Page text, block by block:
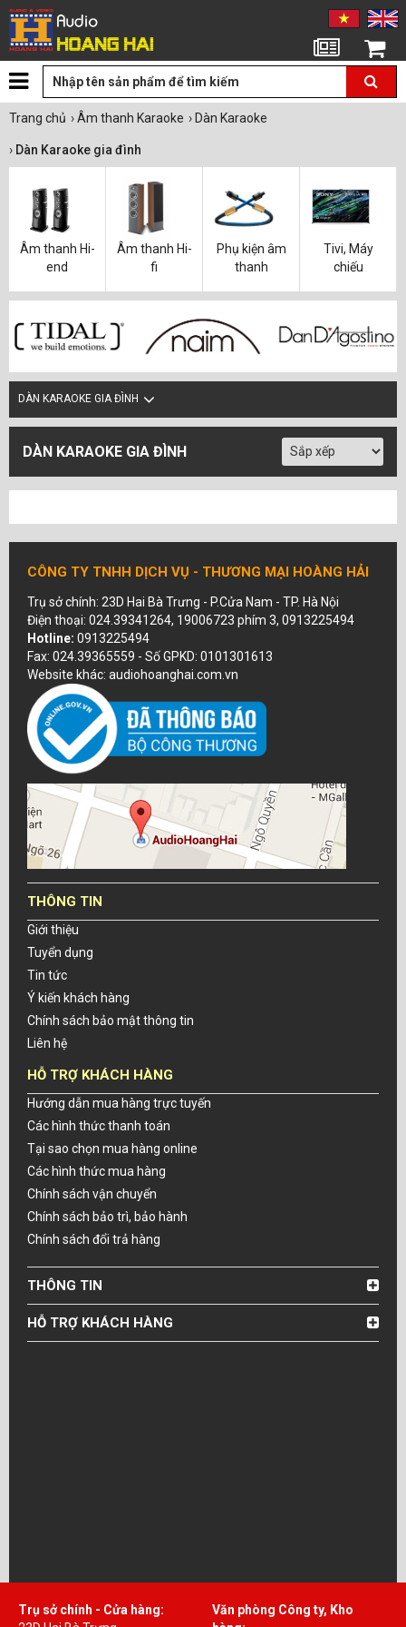
Giỏ hàng
Trang chủ ›Âm thanh Karaoke › Dàn Karaoke
› Dàn Karaoke gia đình
Âm thanh Hi-
end
Âm thanh Hi-
fi
Phụ kiện âm
thanh
Tivi, Máy
chiếu
DÀN KARAOKE GIA ĐÌNH
DÀN KARAOKE GIA ĐÌNH
CÔNG TY TNHH DỊCH VỤ - THƯƠNG MẠI HOÀNG HẢI
Trụ sở chính: 23D Hai Bà Trưng - P.Cửa Nam - TP. Hà Nội
Điện thoại: 024.39341264, 19006723 phím 3, 0913225494
Hotline: 0913225494
Fax: 024.39365559 - Số GPKD: 0101301613
Website khác: audiohoanghai.com.vn
THÔNG TIN
Giới thiệu
Tuyển dụng
Tin tức
Ý kiến khách hàng
Chính sách bảo mật thông tin
Liên hệ
HỖ TRỢ KHÁCH HÀNG
Hướng dẫn mua hàng trực tuyến
Các hình thức thanh toán
Tại sao chọn mua hàng online
Các hình thức mua hàng
Chính sách vận chuyển
Chính sách bảo trì, bảo hành
Chính sách đổi trả hàng
THÔNG TIN
HỖ TRỢ KHÁCH HÀNG
Trụ sở chính - Cửa hàng:
Văn phòng Công ty, Kho